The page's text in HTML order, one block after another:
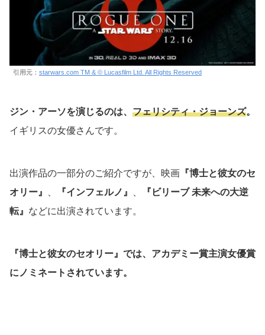
引用元： starwars.com TM & © Lucasfilm Ltd. All Rights Reserved
ジン・アーソを演じるのは、 フェリシティ・ジョーンズ。
イギリスの女優さんです。
出演作品の一部分のご紹介ですが、映画 『博士と彼女のセ
オリー』
『インフェルノ』
『ビリーブ 未来への大逆
転』 などに出演されています。
『博士と彼女のセオリー』では、アカデミー賞主演女優賞
にノミネートされています。